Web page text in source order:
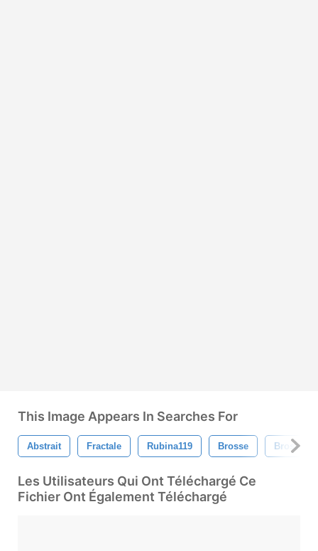
This Image Appears In Searches For
Abstrait Fractale Rubina119 Brosse Brosses
Les Utilisateurs Qui Ont Téléchargé Ce
Fichier Ont Également Téléchargé